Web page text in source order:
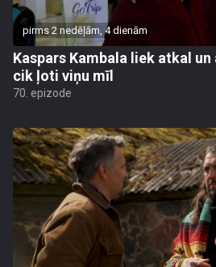
pirms 2 nedēļām, 4 dienām
Kaspars Kambala liek atkal
cik ļoti viņu mīl
70. epizode